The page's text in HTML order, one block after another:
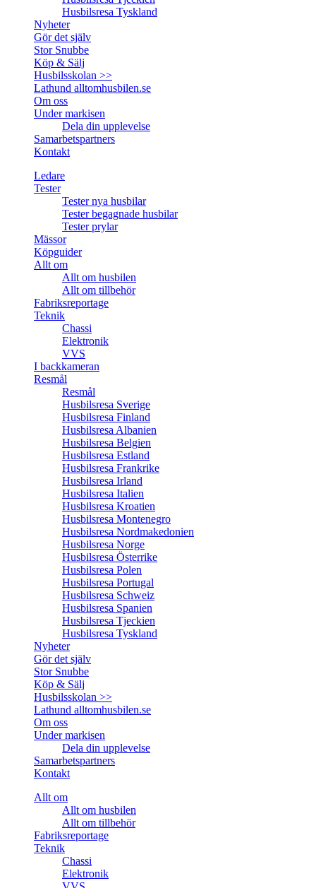
Husbilsresa Tyskland
Nyheter
Gör det själv
Stor Snubbe
Köp & Sälj
Husbilsskolan >>
Lathund alltomhusbilen.se
Om oss
Under markisen
Dela din upplevelse
Samarbetspartners
Kontakt
Ledare
Tester
Tester nya husbilar
Tester begagnade husbilar
Tester prylar
Mässor
Köpguider
Allt om
Allt om husbilen
Allt om tillbehör
Fabriksreportage
Teknik
Chassi
Elektronik
VVS
I backkameran
Resmål
Resmål
Husbilsresa Sverige
Husbilsresa Finland
Husbilsresa Albanien
Husbilsresa Belgien
Husbilsresa Estland
Husbilsresa Frankrike
Husbilsresa Irland
Husbilsresa Italien
Husbilsresa Kroatien
Husbilsresa Montenegro
Husbilsresa Nordmakedonien
Husbilsresa Norge
Husbilsresa Österrike
Husbilsresa Polen
Husbilsresa Portugal
Husbilsresa Schweiz
Husbilsresa Spanien
Husbilsresa Tjeckien
Husbilsresa Tyskland
Nyheter
Gör det själv
Stor Snubbe
Köp & Sälj
Husbilsskolan >>
Lathund alltomhusbilen.se
Om oss
Under markisen
Dela din upplevelse
Samarbetspartners
Kontakt
Allt om
Allt om husbilen
Allt om tillbehör
Fabriksreportage
Teknik
Chassi
Elektronik